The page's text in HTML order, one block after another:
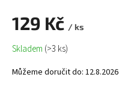
129 Kč / ks
Měrná
cena:
Skladem (>3 ks)
Můžeme doručit do: 12.8.2026